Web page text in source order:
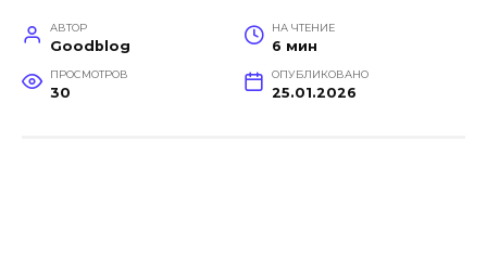
АВТОР
Goodblog
НА ЧТЕНИЕ
6 мин
ПРОСМОТРОВ
30
ОПУБЛИКОВАНО
25.01.2026